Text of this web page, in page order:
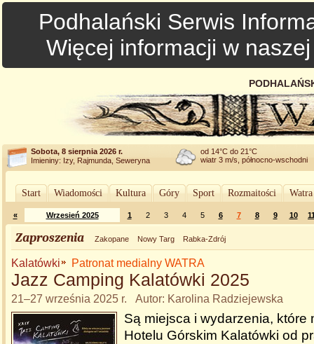
Podhalański Serwis
Więcej informacji w
Sobota, 8 sierpnia 2026 r.
Imieniny: Izy, Rajmunda, Seweryna
od 14°C do 21°C
wiatr 3 m/s, północno-wschodni
Start Wiadomości Kultura Góry Sport Rozmaitości
« Wrzesień 2025 1 2 3 4 5 6 7 8 9 10
Zaproszenia Zakopane Nowy Targ Rabka-Zdrój
Kalatówki Patronat medialny WATRA
Jazz Camping Kalatówki 2025
21–27 września 2025 r. Autor: Karolina Radziejewska
Są miejsca i wydarzenia, które
Hotelu Górskim Kalatówki od